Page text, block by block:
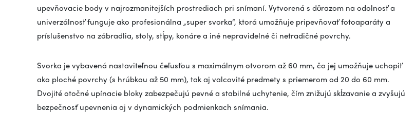
upevňovacie body v najrozmanitejších prostrediach pri snímaní. Vytvorená s dôrazom na odolnosť a
univerzálnosť funguje ako profesionálna „super svorka“, ktorá umožňuje pripevňovať fotoaparáty a
príslušenstvo na zábradlia, stoly, stĺpy, konáre a iné nepravidelné či netradičné povrchy.
Svorka je vybavená nastaviteľnou čeľusťou s maximálnym otvorom až 60 mm, čo jej umožňuje uchopiť
ako ploché povrchy (s hrúbkou až 50 mm), tak aj valcovité predmety s priemerom od 20 do 60 mm.
Dvojité otočné upínacie bloky zabezpečujú pevné a stabilné uchytenie, čím znižujú skĺzavanie a zvyšujú
bezpečnosť upevnenia aj v dynamických podmienkach snímania.